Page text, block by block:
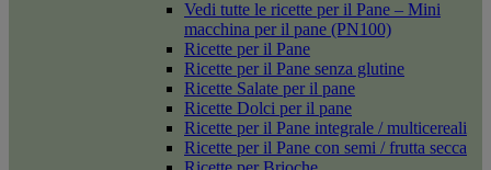
Vedi tutte le ricette per il Pane – Mini
macchina per il pane (PN100)
Ricette per il Pane
Ricette per il Pane senza glutine
Ricette Salate per il pane
Ricette Dolci per il pane
Ricette per il Pane integrale / multicereali
Ricette per il Pane con semi / frutta secca